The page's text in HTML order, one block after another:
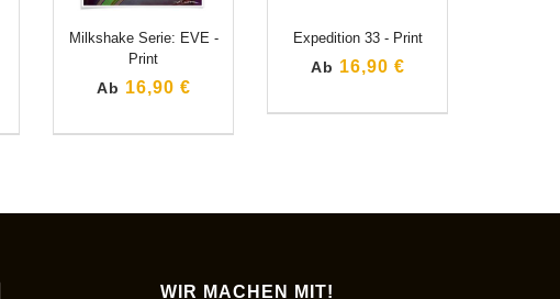
Milkshake Serie: EVE -
Print
Ab 16,90 €
Expedition 33 - Print
Ab 16,90 €
WIR MACHEN MIT!